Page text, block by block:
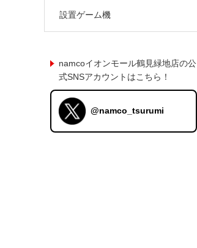
設置ゲーム機
namcoイオンモール鶴見緑地店の公
式SNSアカウントはこちら！
@namco_tsurumi